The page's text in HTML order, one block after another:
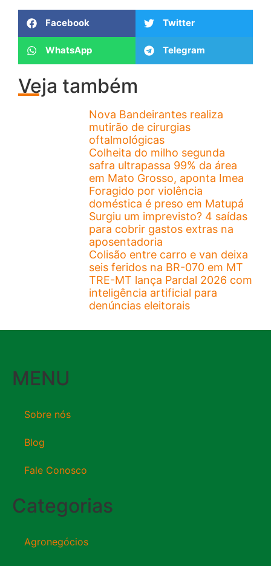
Facebook Twitter
WhatsApp Telegram
Veja também
Nova Bandeirantes realiza
mutirão de cirurgias
oftalmológicas
Colheita do milho segunda
safra ultrapassa 99% da área
em Mato Grosso, aponta Imea
Foragido por violência
doméstica é preso em Matupá
Surgiu um imprevisto? 4 saídas
para cobrir gastos extras na
aposentadoria
Colisão entre carro e van deixa
seis feridos na BR-070 em MT
TRE-MT lança Pardal 2026 com
inteligência artificial para
denúncias eleitorais
MENU
Sobre nós
Blog
Fale Conosco
Categorias
Agronegócios